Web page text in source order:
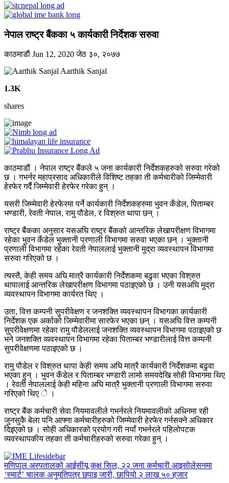
नेपाल राष्ट्र बैंकका ५ कार्यकारी निर्देशक सरुवा
काठमाडाैं Jun 12, 2020जेठ ३०, २०७७
Aarthik Sanjal
1.3K
shares
काठमाडौं । नेपाल राष्ट्र बैंकले ५ जना कार्यकारी निर्देशकहरुको सरुवा गरेको
छ । गभर्नर महाप्रसाद अधिकारीले विशिष्ट तहका ती कर्मचारीको जिम्मेवारी
हेरफेर गर्दै जिम्मेवारी हेरफेर गरेका हुन् ।
यसरी जिम्मेवारी हेरफेरमा पर्ने कार्यकारी निर्देशकहरुमा भुवन कँडेल, पिताम्बर
भण्डारी, रेवती नेपाल, रामु पौडेल, र विश्रुत थापा छन् ।
राष्ट्र बैंकका अनुसार यसअघि राष्ट्र बैंकको आन्तरिक लेखापरीक्षण विभागमा
रहेका भुवन कँडेल भुक्तानी प्रणाली विभागमा सरुवा भएका छन् । भुक्तानी
प्रणाली विभागमा रहेका रेवती नेपाललाई भुक्तानी मुद्रा व्यवस्थापन विभागमा
सरुवा गरिएको छ ।
त्यस्तै, केही समय अघि मात्रै कार्यकारी निर्देशकमा बढुवा भएका विश्रुत
थापालाई आन्तरिक लेखापरीक्षण विभागमा पठाइएको छ । उनी यसअघि मुद्रा
व्यवस्थापन विभागमा कार्यरत थिए ।
उता, वित्त कम्पनी सुपरीवेक्षण र जनशक्ति व्यवस्थापन विभागका कार्यकारी
निर्देशक एक अर्काको जिम्मेवारीमा सारफेर भएका छन् । यसअघि वित्त कम्पनी
सुपरीवेक्षणमा रहेका रामु पौडेललाई जनशक्ति व्यवस्थापन विभागमा पठाइएको छ
भने जनशक्ति व्यवस्थापन विभागमा रहेका पिताम्बर भण्डारीलाई वित्त कम्पनी
सुपरीवेक्षणमा पठाइएको छ ।
रामु पौडेल र विश्रुत थापा केही समय अघि मात्रै कार्यकारी निर्देशकमा बढुवा
भएका हुन् । भुवन कँडेल र पिताम्बर भण्डारी लामो समयदेखि सोही विभागमा थिए
। रेवती नेपाललाई केही महिना अघि मात्रै भुक्तानी प्रणाली विभागमा सरुवा
गरिएको थिए े ।
राष्ट्र बैंक कर्मचारी सेवा नियमावलीले गभर्नरले नियमावलीको अधिनमा रही
जुनसुकै बेला पनि आफ्ना कर्मचारीहरुको जिम्मेवारी हेरफेर गर्नसक्ने अधिकार
दिइएको छ । सोही अधिकारको प्रयोग गरी नयाँ गभर्नरले पहिलोपटक
व्यवस्थापकीय तहका ती कर्मचारीहरुको सरुवा गरेका हुन् ।
मणिपाल अस्पतालको आईसीयू कक्ष सिल, २२ जना कर्मचारी आइसोलेसनमा
‘स्मार्ट’ चालक अनुमतिपत्र छपाइ जारी, छापियो २ लाख ५० हजार